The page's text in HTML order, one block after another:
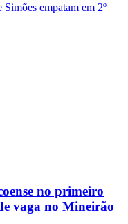
empatam em 2º
no primeiro
vaga no Mineirão